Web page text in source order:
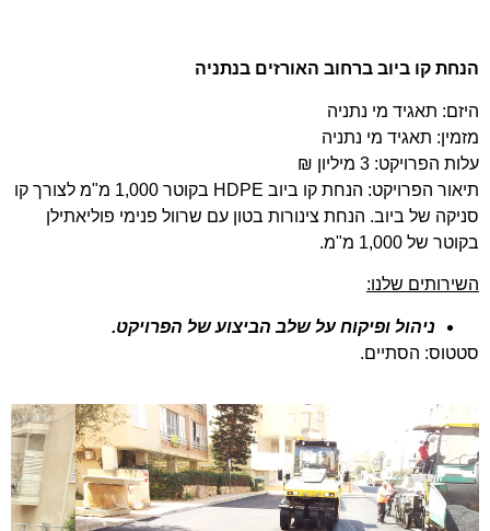
הנחת קו ביוב ברחוב האורזים בנתניה
היזם: תאגיד מי נתניה
מזמין: תאגיד מי נתניה
עלות הפרויקט: 3 מיליון ₪
תיאור הפרויקט: הנחת קו ביוב HDPE
בקוטר 1,000 מ"מ לצורך קו
סניקה של ביוב. הנחת צינורות בטון עם שרוול פנימי פוליאתילן
בקוטר של 1,000 מ"מ.
השירותים שלנו:
ניהול ופיקוח על שלב הביצוע של הפרויקט.
סטטוס: הסתיים.